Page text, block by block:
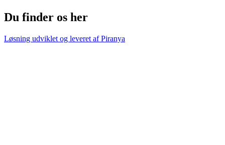
Du finder os her
Løsning udviklet og leveret afPiranya